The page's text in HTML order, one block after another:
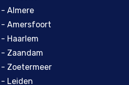
- Almere
- Amersfoort
- Haarlem
- Zaandam
- Zoetermeer
- Leiden